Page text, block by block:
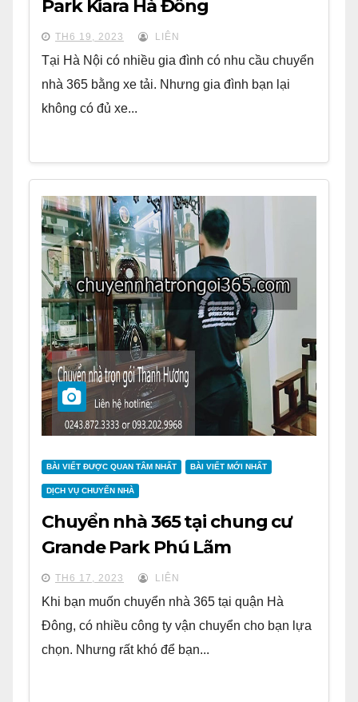
Park Kiara Hà Đông
TH6 19, 2023 LIÊN
Tại Hà Nội có nhiều gia đình có nhu cầu chuyển
nhà 365 bằng xe tải. Nhưng gia đình bạn lại
không có đủ xe...
BÀI VIẾT ĐƯỢC QUAN TÂM NHẤT BÀI VIẾT MỚI NHẤT
DỊCH VỤ CHUYỂN NHÀ
Chuyển nhà 365 tại chung cư
Grande Park Phú Lãm
TH6 17, 2023 LIÊN
Khi bạn muốn chuyển nhà 365 tại quận Hà
Đông, có nhiều công ty vận chuyển cho bạn lựa
chọn. Nhưng rất khó để bạn...